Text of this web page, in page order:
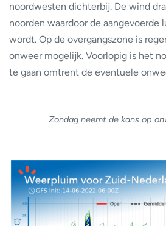
noordwesten dichterbij. De wind
noorden waardoor de aangevoerde
wordt. Op de overgangszone is
onweer mogelijk. Voorlopig is het
te gaan omtrent de eventuele
Zondag neemt de kans op